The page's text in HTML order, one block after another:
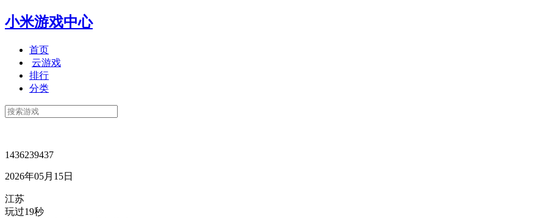
小米游戏中心
首页
云游戏
排行
分类
1436239437
2026年05月15日
江苏
玩过19秒